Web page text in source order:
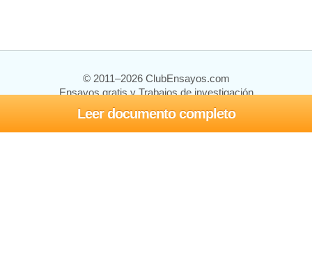
Leer documento completo
© 2011–2026 ClubEnsayos.com
Ensayos gratis y Trabajos de investigación